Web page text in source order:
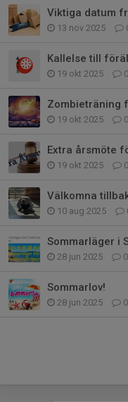
Viktiga datum
13 nov 2025
Kallelse till
19 okt 2025 0
Zombieträning
19 okt 2025 0
Extra årsmöte
19 okt 2025 0
Välkomna
10 aug 2025
Sommarläger i
28 jun 2025 0
Sommarlov!
28 jun 2025 0